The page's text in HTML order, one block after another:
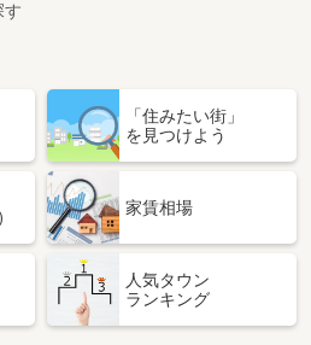
2,480万円
広島県広島市中区銀山町
2,399万円
島県広島市中区江波南２
す
「住みたい街」
を見つけよう
家賃相場
人気タウン
ランキング